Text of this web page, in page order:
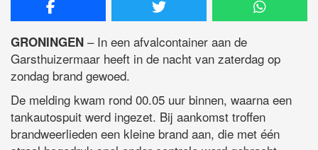
GRONINGEN – In een afvalcontainer aan de
Garsthuizermaar heeft in de nacht van zaterdag op
zondag brand gewoed.
De melding kwam rond 00.05 uur binnen, waarna een
tankautospuit werd ingezet. Bij aankomst troffen
brandweerlieden een kleine brand aan, die met één